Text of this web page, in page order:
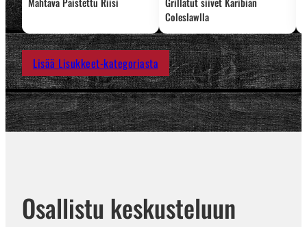
Coleslawlla
Lisää Lisukkeet-kategoriasta
Osallistu keskusteluun